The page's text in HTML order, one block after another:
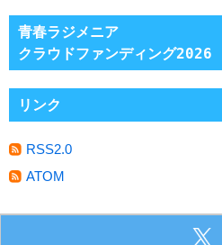
青春ラジメニア
クラウドファンディング2026
リンク
RSS2.0
ATOM